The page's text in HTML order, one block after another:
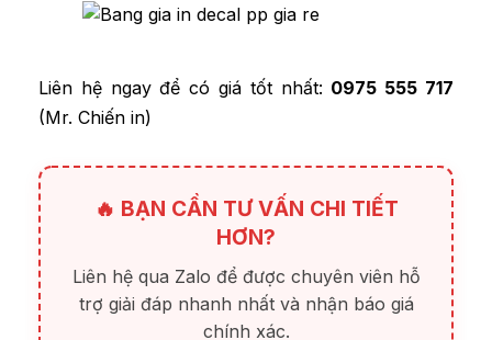
Liên hệ ngay để có giá tốt nhất: 0975 555 717
(Mr. Chiến in)
🔥 BẠN CẦN TƯ VẤN CHI TIẾT
HƠN?
Liên hệ qua Zalo để được chuyên viên hỗ
trợ giải đáp nhanh nhất và nhận báo giá
chính xác.